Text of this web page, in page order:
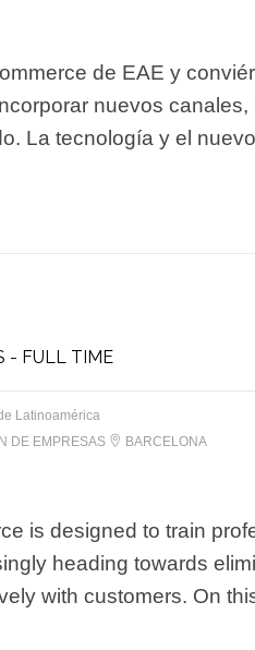
de EAE y
nuevos
La tecnología y el
- FULL TIME
Latinoamérica
DE EMPRESAS
BARCELONA
is designed to train
heading towards
with customers. On